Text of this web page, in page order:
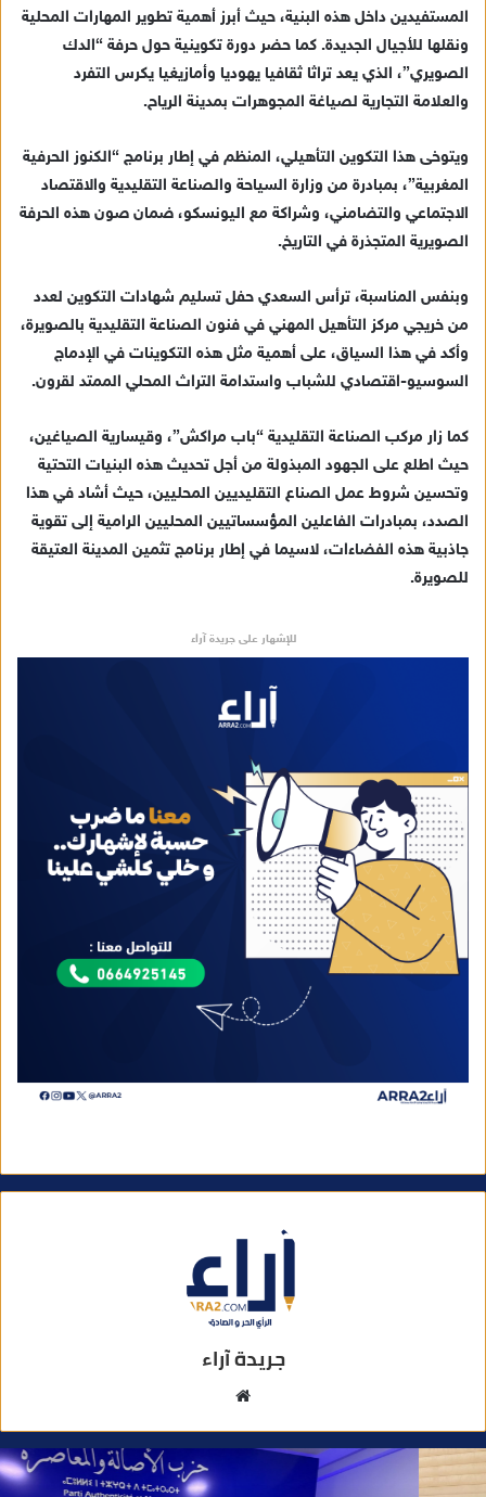
المستفيدين داخل هذه البنية، حيث أبرز أهمية تطوير المهارات المحلية
ونقلها للأجيال الجديدة. كما حضر دورة تكوينية حول حرفة “الدك
الصويري”، الذي يعد تراثا ثقافيا يهوديا وأمازيغيا يكرس التفرد
والعلامة التجارية لصياغة المجوهرات بمدينة الرياح.
ويتوخى هذا التكوين التأهيلي، المنظم في إطار برنامج “الكنوز الحرفية
المغربية”، بمبادرة من وزارة السياحة والصناعة التقليدية والاقتصاد
الاجتماعي والتضامني، وشراكة مع اليونسكو، ضمان صون هذه الحرفة
الصويرية المتجذرة في التاريخ.
وبنفس المناسبة، ترأس السعدي حفل تسليم شهادات التكوين لعدد
من خريجي مركز التأهيل المهني في فنون الصناعة التقليدية بالصويرة،
وأكد في هذا السياق، على أهمية مثل هذه التكوينات في الإدماج
السوسيو-اقتصادي للشباب واستدامة التراث المحلي الممتد لقرون.
كما زار مركب الصناعة التقليدية “باب مراكش”، وقيسارية الصياغين،
حيث اطلع على الجهود المبذولة من أجل تحديث هذه البنيات التحتية
وتحسين شروط عمل الصناع التقليديين المحليين، حيث أشاد في هذا
الصدد، بمبادرات الفاعلين المؤسساتيين المحليين الرامية إلى تقوية
جاذبية هذه الفضاءات، لاسيما في إطار برنامج تثمين المدينة العتيقة
للصويرة.
للإشهار على جريدة آراء
جريدة آراء
ق